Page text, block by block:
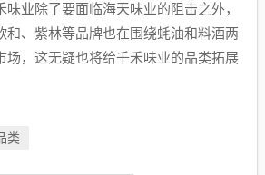
味业除了要面临海天味业的阻击之外，
和、紫林等品牌也在围绕蚝油和料酒两
场，这无疑也将给千禾味业的品类拓展
类